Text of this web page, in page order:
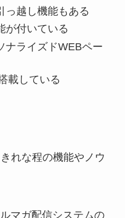
っ越し機能もある
が付いている
ナライズドWEBペー
載している
れな程の機能やノウ
マガ配信システムの